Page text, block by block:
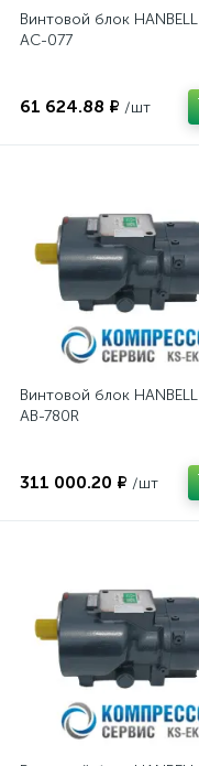
Винтовой блок HANBELL
AC-077
61 624.88 ₽ /шт
Винтовой блок HANBELL
AB-780R
311 000.20 ₽ /шт